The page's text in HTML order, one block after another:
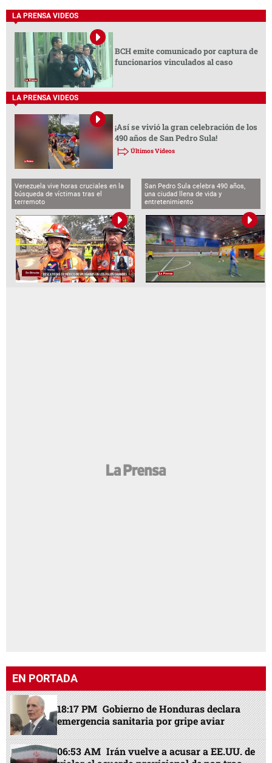
LA PRENSA VIDEOS
BCH emite comunicado por captura de
funcionarios vinculados al caso
LA PRENSA VIDEOS
¡Así se vivió la gran celebración de los
490 años de San Pedro Sula!
Últimos Videos
Venezuela vive horas cruciales en la
búsqueda de víctimas tras el
terremoto
San Pedro Sula celebra 490 años,
una ciudad llena de vida y
entretenimiento
EN PORTADA
18:17 PM Gobierno de Honduras declara
emergencia sanitaria por gripe aviar
06:53 AM Irán vuelve a acusar a EE.UU. de